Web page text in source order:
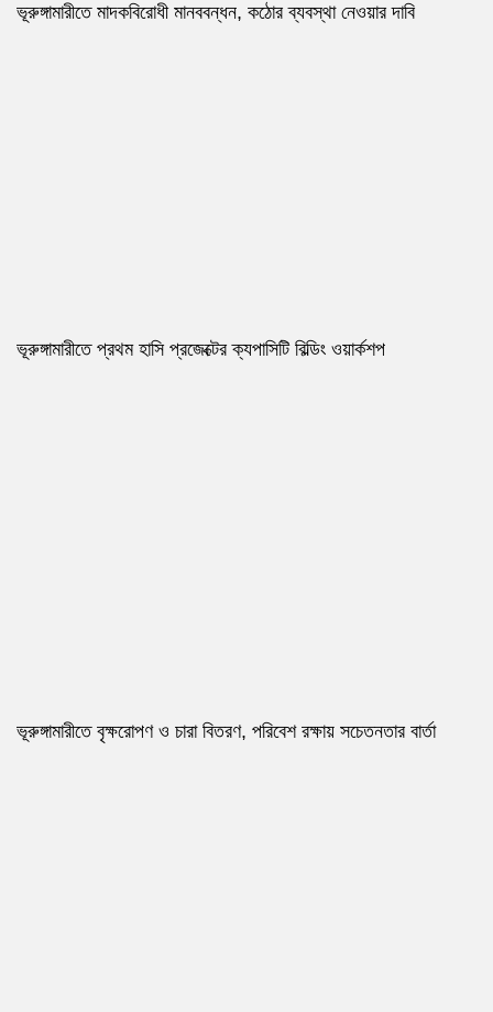
ভূরুঙ্গামারীতে মাদকবিরোধী মানববন্ধন, কঠোর ব্যবস্থা নেওয়ার দাবি
ভূরুঙ্গামারীতে প্রথম হাসি প্রজেক্টের ক্যপাসিটি বিল্ডিং ওয়ার্কশপ
ভূরুঙ্গামারীতে বৃক্ষরোপণ ও চারা বিতরণ, পরিবেশ রক্ষায় সচেতনতার বার্তা